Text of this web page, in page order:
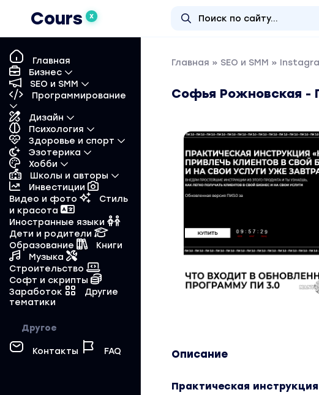
Cours X
Главная
Бизнес
SEO и SMM
Программирование
Дизайн
Психология
Здоровье и спорт
Эзотерика
Хобби
Школы и авторы
Инвестиции
Видео и фото
Стиль
и красота
Иностранные языки
Дети и родители
Образование
Книги
Музыка
Строительство
Софт и скрипты
Заработок
Другие
тематики
Другое
Контакты FAQ
Главная » SEO и SMM »
Софья Рожновская -
Описание
Практическая